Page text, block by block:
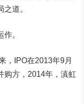
道。
。
IPO在2013年9月
购方，2014年，滇虹